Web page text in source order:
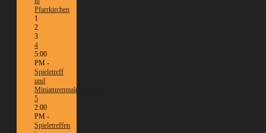
Pfarrkirchen
1
2
3
4
5:00
PM -
Spieletreff
und
Miniaturenmalen/Tabletop
5
2:00
PM -
Spieletreffen